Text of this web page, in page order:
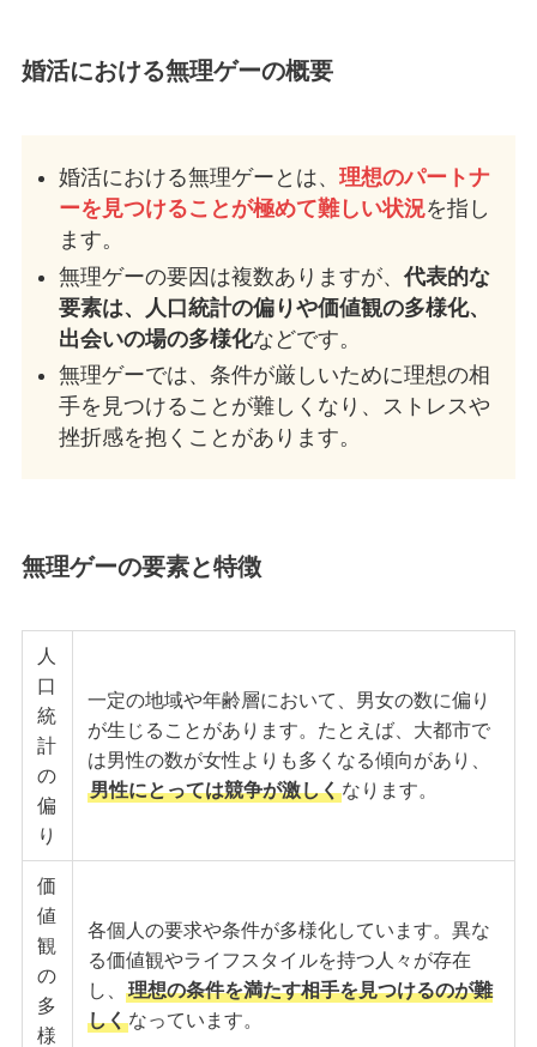
婚活における無理ゲーの概要
婚活における無理ゲーとは、理想のパートナ
ーを見つけることが極めて難しい状況を指し
ます。
無理ゲーの要因は複数ありますが、代表的な
要素は、人口統計の偏りや価値観の多様化、
出会いの場の多様化などです。
無理ゲーでは、条件が厳しいために理想の相
手を見つけることが難しくなり、ストレスや
挫折感を抱くことがあります。
無理ゲーの要素と特徴
人
口
統
計
の
偏
り
一定の地域や年齢層において、男女の数に偏り
が生じることがあります。たとえば、大都市で
は男性の数が女性よりも多くなる傾向があり、
男性にとっては競争が激しくなります。
価
値
観
の
多
様
各個人の要求や条件が多様化しています。異な
る価値観やライフスタイルを持つ人々が存在
し、
理想の条件を満たす相手を見つけるのが難
しくなっています。